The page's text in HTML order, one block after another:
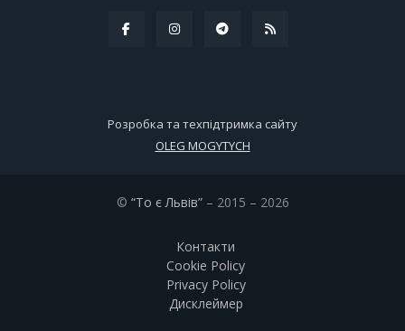
Розробка та техпідтримка сайту
OLEG MOGYTYCH
© “То є Львів”– 2015 – 2026
Контакти
Cookie Policy
Privacy Policy
Дисклеймер